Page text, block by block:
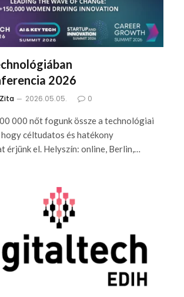
2026
2026.05.05. 0
000 nőt fogunk össze a technológiai
céltudatos és hatékony
érjünk el. Helyszín: online, Berlin,…